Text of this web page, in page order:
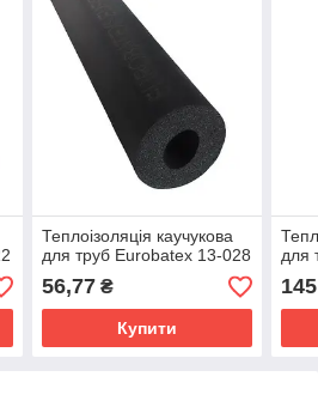
Теплоізоляція каучукова
для труб Eurobatex 13-028
56,77₴
Купити
для